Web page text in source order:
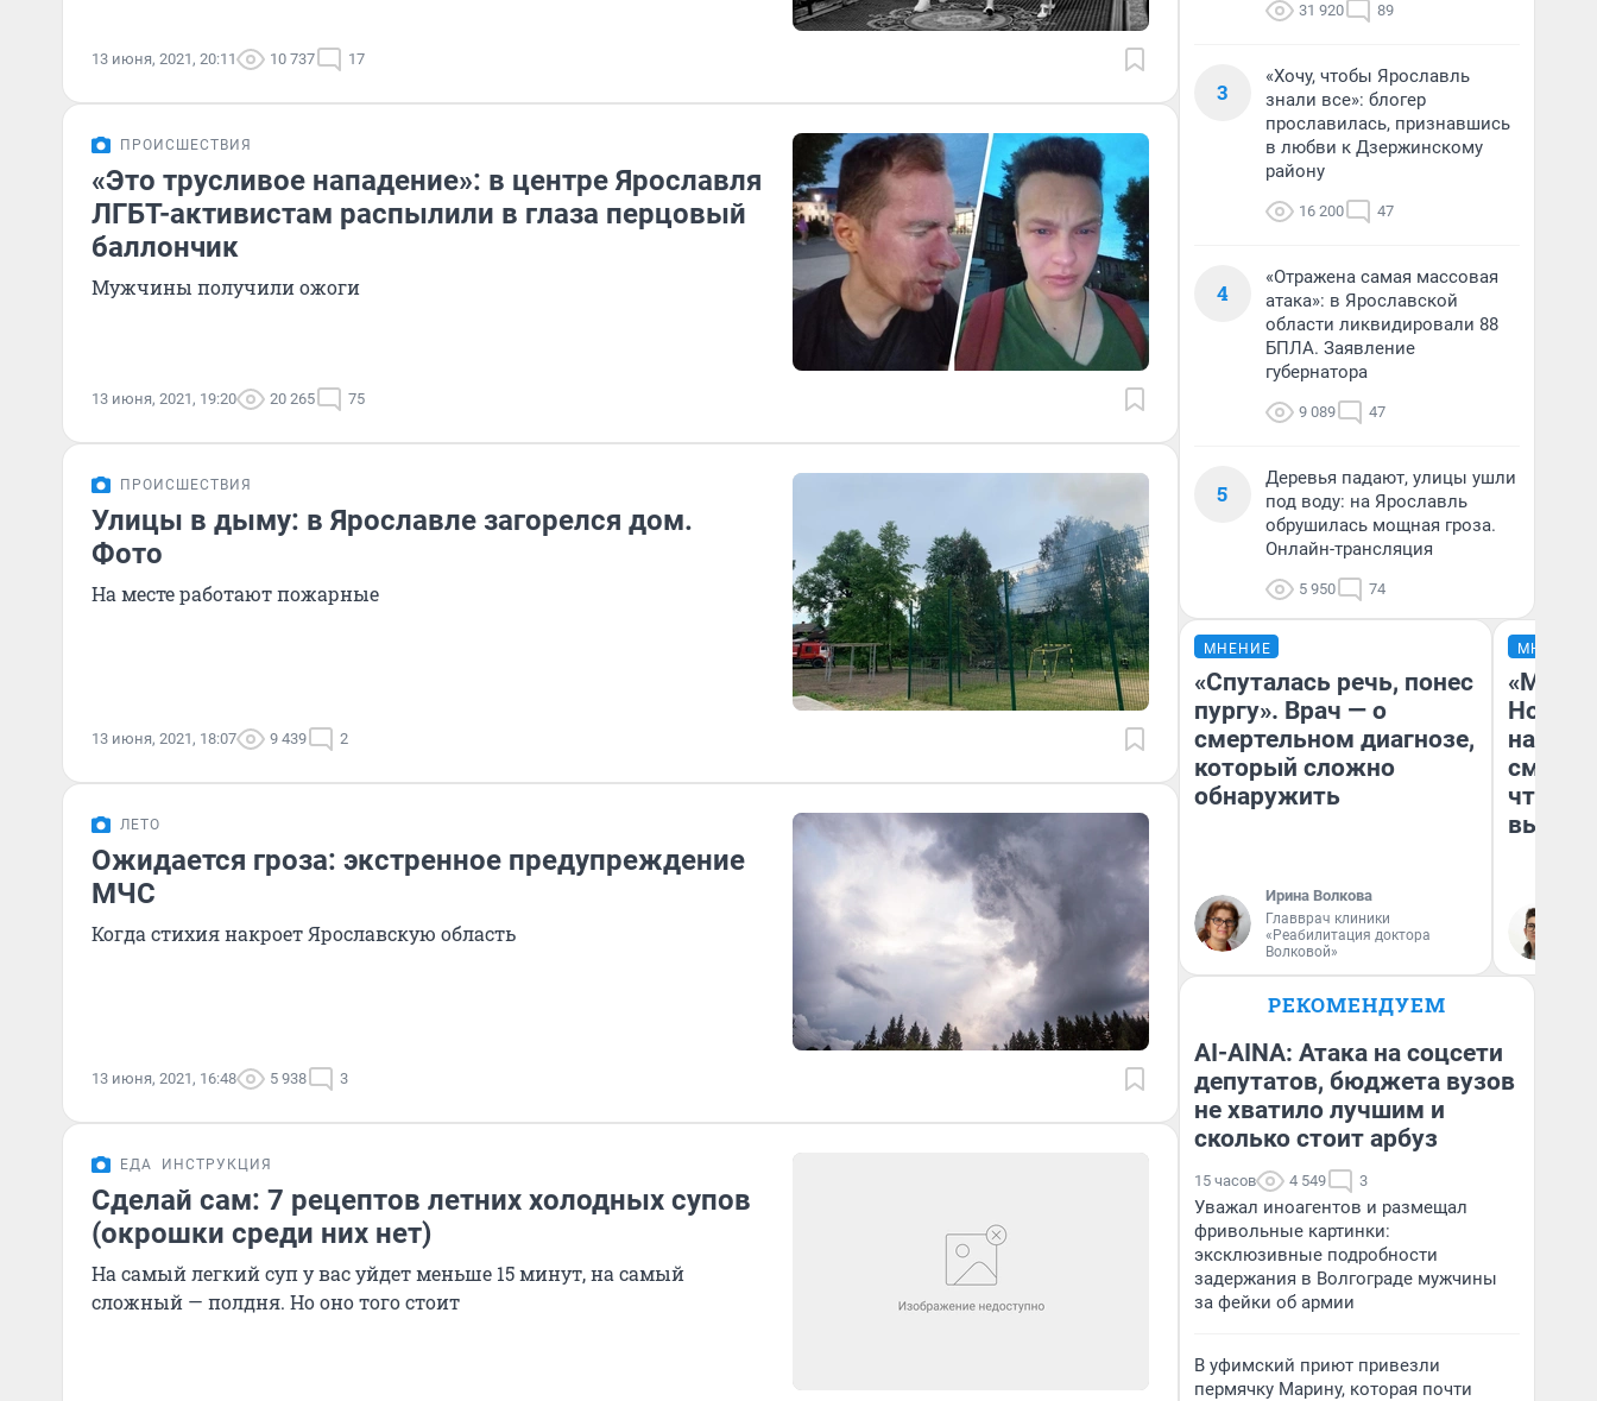
13 июня, 2021, 20:11 10 737 17
ПРОИСШЕСТВИЯ
«Это трусливое нападение»: в центре Ярославля
ЛГБТ-активистам распылили в глаза перцовый
баллончик
Мужчины получили ожоги
13 июня, 2021, 19:20 20 265 75
ПРОИСШЕСТВИЯ
Улицы в дыму: в Ярославле загорелся дом.
Фото
На месте работают пожарные
13 июня, 2021, 18:07 9 439 2
ЛЕТО
Ожидается гроза: экстренное предупреждение
МЧС
Когда стихия накроет Ярославскую область
13 июня, 2021, 16:48 5 938 3
ЕДА ИНСТРУКЦИЯ
Сделай сам: 7 рецептов летних холодных супов
(окрошки среди них нет)
На самый легкий суп у вас уйдет меньше 15 минут, на самый
сложный — полдня. Но оно того стоит
31 920 89
3
«Хочу, чтобы Ярославль
знали все»: блогер
прославилась, признавшись
в любви к Дзержинскому
району
16 200 47
4
«Отражена самая массовая
атака»: в Ярославской
области ликвидировали 88
БПЛА. Заявление
губернатора
9 089 47
5
Деревья падают, улицы ушли
под воду: на Ярославль
обрушилась мощная гроза.
Онлайн-трансляция
5 950 74
МНЕНИЕ
«Спуталась речь, понес
пургу». Врач — о
смертельном диагнозе,
который сложно
обнаружить
Ирина Волкова
Главврач клиники
«Реабилитация доктора
Волковой»
МНЕНИЕ
«Мы
чтобы
РЕКОМЕНДУЕМ
AI-AINA: Атака на соцсети
депутатов, бюджета вузов
не хватило лучшим и
сколько стоит арбуз
15 часов 4 549 3
Уважал иноагентов и размещал
фривольные картинки:
эксклюзивные подробности
задержания в Волгограде мужчины
за фейки об армии
В уфимский приют привезли
пермячку Марину, которая почти